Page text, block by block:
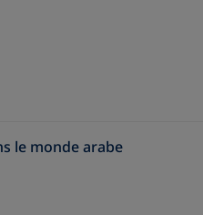
le monde arabe